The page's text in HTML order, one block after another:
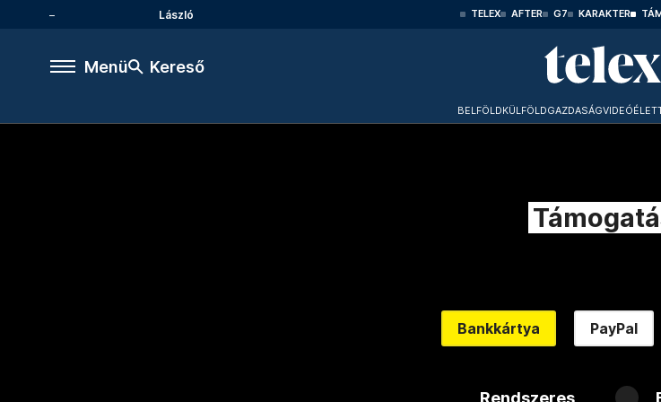
László TELEX AFTER G7 KARAKTER
Menü Kereső
BELFÖLDKÜLFÖLDGAZDASÁGVIDEÓÉLET
Bankkártya PayPal
Rendszeres